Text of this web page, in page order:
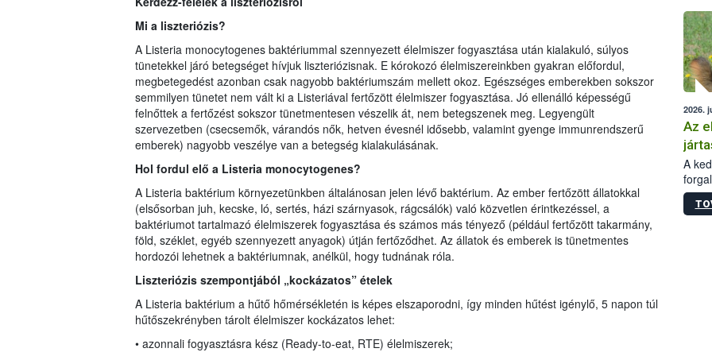
Mi a liszteriózis?
A Listeria monocytogenes baktériummal szennyezett élelmiszer fogyasztása után kialakuló, súlyos
tünetekkel járó betegséget hívjuk liszteriózisnak. E kórokozó élelmiszereinkben gyakran előfordul,
megbetegedést azonban csak nagyobb baktériumszám mellett okoz. Egészséges emberekben sokszor
semmilyen tünetet nem vált ki a Listeriával fertőzött élelmiszer fogyasztása. Jó ellenálló képességű
felnőttek a fertőzést sokszor tünetmentesen vészelik át, nem betegszenek meg. Legyengült
szervezetben (csecsemők, várandós nők, hetven évesnél idősebb, valamint gyenge immunrendszerű
emberek) nagyobb veszélye van a betegség kialakulásának.
Hol fordul elő a Listeria monocytogenes?
A Listeria baktérium környezetünkben általánosan jelen lévő baktérium. Az ember fertőzött állatokkal
(elsősorban juh, kecske, ló, sertés, házi szárnyasok, rágcsálók) való közvetlen érintkezéssel, a
baktériumot tartalmazó élelmiszerek fogyasztása és számos más tényező (például fertőzött takarmány,
föld, széklet, egyéb szennyezett anyagok) útján fertőződhet. Az állatok és emberek is tünetmentes
hordozói lehetnek a baktériumnak, anélkül, hogy tudnának róla.
Liszteriózis szempontjából „kockázatos” ételek
A Listeria baktérium a hűtő hőmérsékletén is képes elszaporodni, így minden hűtést igénylő, 5 napon túl
hűtőszekrényben tárolt élelmiszer kockázatos lehet:
• azonnali fogyasztásra kész (Ready-to-eat, RTE) élelmiszerek;
2026.
Az
A